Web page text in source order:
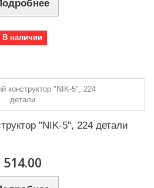
В наличии
"NIK-5", 224 детали
514.00